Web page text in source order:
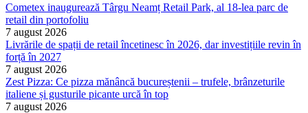
Cometex inaugurează Târgu Neamț Retail Park, al 18-lea parc de
retail din portofoliu
7 august 2026
Livrările de spații de retail încetinesc în 2026, dar investițiile revin în
forță în 2027
7 august 2026
Zest Pizza: Ce pizza mănâncă bucureștenii – trufele, brânzeturile
italiene și gusturile picante urcă în top
7 august 2026